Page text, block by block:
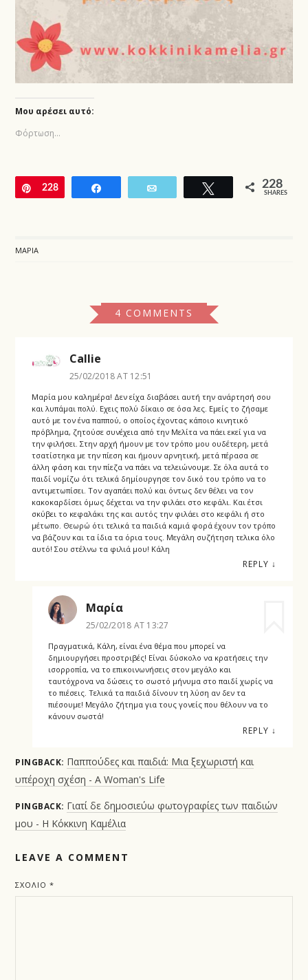
Μου αρέσει αυτό:
Φόρτωση...
Pin
228 Tweet 228
SHARES
ΜΑΡΊΑ
4 COMMENTS
Callie
25/02/2018 AT 12:51
Μαρία μου καλημέρα! Δεν είχα διαβάσει αυτή την ανάρτησή σου
και λυπάμαι πολύ. Εχεις πολύ δίκαιο σε όσα λες. Εμείς το ζήσαμε
αυτό με τον ένα παππού, ο οποίος έχοντας κάποιο κινητικό
πρόβλημα, ζητούσε συνέχεια από την Μελίτα να πάει εκεί για να
την φιλήσει. Στην αρχή ήμουν με τον τρόπο μου ουδέτερη, μετά
τσατίστηκα με την πίεση και ήμουν αρνητική, μετά πέρασα σε
άλλη φάση και την πίεζα να πάει να τελειώνουμε. Σε όλα αυτά το
παιδί νομίζω ότι τελικά δημίουργησε τον δικό του τρόπο να το
αντιμετωπίσει. Τον αγαπάει πολύ και όντως δεν θέλει να τον
κακοκαρδίσει όμως δέχεται να την φιλάει στο κεφάλι. Και έτσι
σκύβει το κεφαλάκι της και αυτός την φιλάει στο κεφάλι ή στο
μέτωπο. Θεωρώ ότι τελικά τα παιδιά καμιά φορά έχουν τον τρόπο
να βάζουν και τα ίδια τα όρια τους. Μεγάλη συζήτηση τελικα όλο
αυτό! Σου στέλνω τα φιλιά μου! Κάλη
REPLY ↓
Μαρία
25/02/2018 AT 13:27
Πραγματικά, Κάλη, είναι ένα θέμα που μπορεί να
δημιουργήσει προστριβές! Είναι δύσκολο να κρατήσεις την
ισορροπία, να το επικοινωνήσεις στον μεγάλο και
ταυτόχρονα να δώσεις το σωστό μήνυμα στο παιδί χωρίς να
το πιέσεις. Τελικά τα παιδιά δίνουν τη λύση αν δεν τα
πιέσουμε! Μεγάλο ζήτημα για τους γονείς που θέλουν να το
κάνουν σωστά!
REPLY ↓
PINGBACK: Παππούδες και παιδιά: Μια ξεχωριστή και
υπέροχη σχέση - A Woman's Life
PINGBACK: Γιατί δε δημοσιεύω φωτογραφίες των παιδιών
μου - Η Κόκκινη Καμέλια
LEAVE A COMMENT
ΣΧΌΛΙΟ*